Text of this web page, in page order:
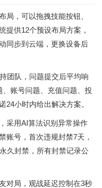
局，可以拖拽技能按钮、
提供12个预设布局方案，
同步到云端，更换设备后
团队，问题提交后平均响
账号问题、充值问题、投
24小时内给出解决方案。
采用AI算法识别异常操作
账号，首次违规封禁7天，
久封禁，所有封禁记录公
对局，观战延迟控制在3秒